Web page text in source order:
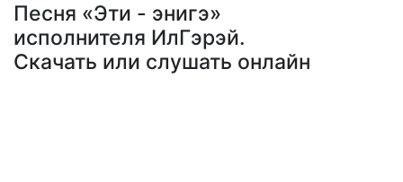
Песня «Эти - энигэ»
исполнителя ИлГэрэй.
Скачать или слушать онлайн